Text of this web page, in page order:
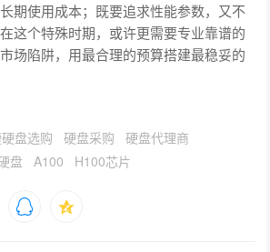
期使用成本；既要追求性能参数，又不
这个特殊时期，或许更需要专业靠谱的
场陷阱，用最合理的预算搭建最稳妥的
盘选购 硬盘采购
硬盘代理商
盘 A100 H100芯片